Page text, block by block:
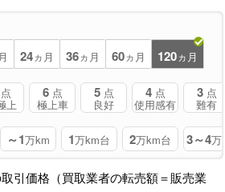
24ヵ月 36ヵ月 60ヵ月 120ヵ月
点
上
6 点
極上車
5 点
良好
4 点
使用感有
3 点
難有
～1万km 1万km台 2万km台 3～4万
引価格（買取業者の転売額＝販売業